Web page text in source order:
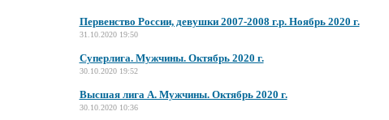
Первенство России, девушки 2007-2008 г.р. Ноябрь 2020 г.
31.10.2020 19:50
Суперлига. Мужчины. Октябрь 2020 г.
30.10.2020 19:52
Высшая лига А. Мужчины. Октябрь 2020 г.
30.10.2020 10:36